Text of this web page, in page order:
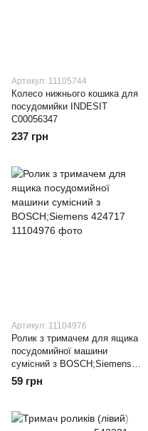
Артикул: 11105744
Колесо нижнього кошика для
посудомийки INDESIT
C00056347
237 грн
Артикул: 11104976
Ролик з тримачем для ящика
посудомийної машини
сумісний з BOSCH;Siemens
424717
59 грн